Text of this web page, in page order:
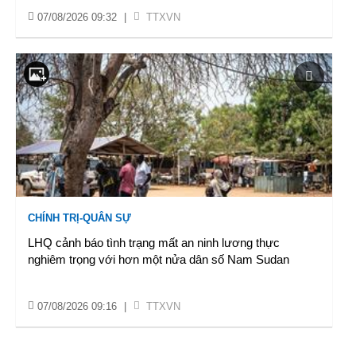
07/08/2026 09:32 TTXVN
CHÍNH TRỊ-QUÂN SỰ
LHQ cảnh báo tình trạng mất an ninh lương thực
nghiêm trọng với hơn một nửa dân số Nam Sudan
07/08/2026 09:16 TTXVN